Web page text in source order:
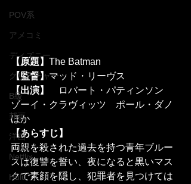
POV系
アメコミ
ディズニー
クリーチャー
B級
邦画
洋画
Netflix
Hulu
【原題】 The Batman
【監督】マッド・リーヴス
【出演】
ゾーイ・クラヴィッツ　ポール・ダノ
ほか
【あらすじ】
両親を殺された過去を持つ青年ブルー
スは復讐を誓い、夜になると黒いマス
クで素顔を隠し、犯罪者を見つけては